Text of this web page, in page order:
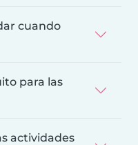
cuando
para las
actividades